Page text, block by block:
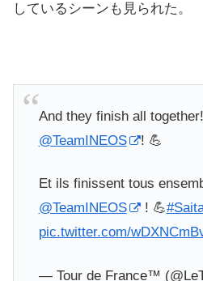
しているシーンも見られた。
And they finish all
@TeamINEOS
! 💪
Et ils finissent tous
@TeamINEOS
! 💪
pic.twitter.com/
— Tour de France™